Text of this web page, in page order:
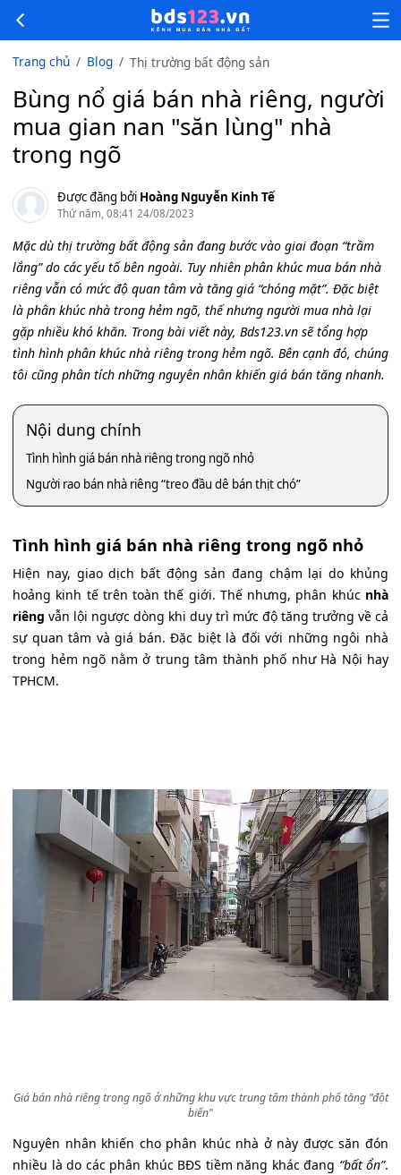
Trang chủ Blog Thị trường bất động sản
Bùng nổ giá bán nhà riêng, người
mua gian nan "săn lùng" nhà
trong ngõ
Được đăng bởi Hoàng Nguyễn Kinh Tế
Thứ năm, 08:41 24/08/2023
Mặc dù thị trường bất động sản đang bước vào giai đoạn “trầm
lắng” do các yếu tố bên ngoài. Tuy nhiên phân khúc mua bán nhà
riêng vẫn có mức độ quan tâm và tăng giá “chóng mặt”. Đặc biệt
là phân khúc nhà trong hẻm ngõ, thế nhưng người mua nhà lại
gặp nhiều khó khăn. Trong bài viết này, Bds123.vn sẽ tổng hợp
tình hình phân khúc nhà riêng trong hẻm ngõ. Bên cạnh đó, chúng
tôi cũng phân tích những nguyên nhân khiến giá bán tăng nhanh.
Nội dung chính
Tình hình giá bán nhà riêng trong ngõ nhỏ
Người rao bán nhà riêng “treo đầu dê bán thịt chó”
Tình hình giá bán nhà riêng trong ngõ nhỏ
Hiện nay, giao dịch bất động sản đang chậm lại do khủng
hoảng kinh tế trên toàn thế giới. Thế nhưng, phân khúc nhà
riêng vẫn lội ngược dòng khi duy trì mức độ tăng trưởng về cả
sự quan tâm và giá bán. Đặc biệt là đối với những ngôi nhà
trong hẻm ngõ nằm ở trung tâm thành phố như Hà Nội hay
TPHCM.
Giá bán nhà riêng trong ngõ ở những khu vực trung tâm thành phố tăng "đột
biến"
Nguyên nhân khiến cho phân khúc nhà ở này được săn đón
nhiều là do các phân khúc BĐS tiềm năng khác đang “bất ổn”.